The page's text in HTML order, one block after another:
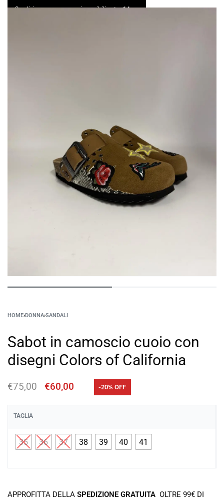
Spedizione express e resi possibili entro 14 gg
HOME›DONNA›SANDALI
Sabot in camoscio cuoio con
disegni Colors of California
€75,00 €60,00 -20% OFF
TAGLIA
35 36 37 38 39 40 41
APPROFITTA DELLA SPEDIZIONE GRATUITA OLTRE 99€ DI